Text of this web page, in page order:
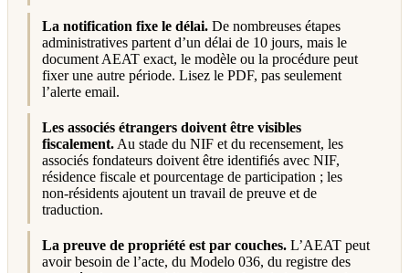
La notification fixe le délai.De nombreuses étapes
administratives partent d’un délai de 10 jours, mais le
document AEAT exact, le modèle ou la procédure peut
fixer une autre période. Lisez le PDF, pas seulement
l’alerte email.
Les associés étrangers doivent être visibles
fiscalement.Au stade du NIF et du recensement, les
associés fondateurs doivent être identifiés avec NIF,
résidence fiscale et pourcentage de participation ; les
non-résidents ajoutent un travail de preuve et de
traduction.
La preuve de propriété est par couches.L’AEAT peut
avoir besoin de l’acte, du Modelo 036, du registre des